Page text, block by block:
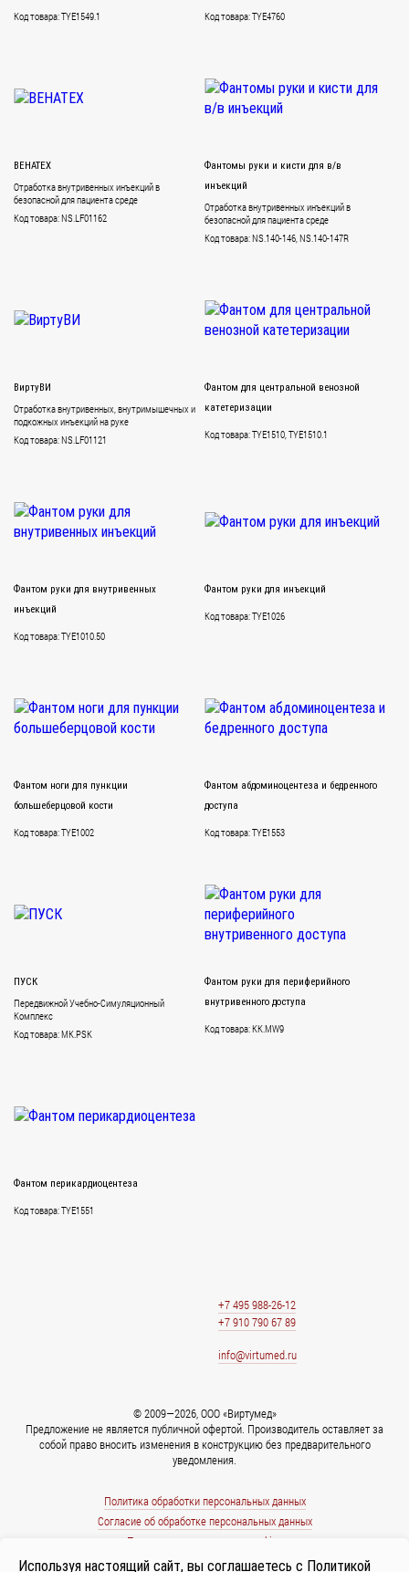
Код товара: TYE1549.1 Код товара: TYE4760
ВЕНАТЕХ
Отработка внутривенных инъекций в
безопасной для пациента среде
Код товара: NS.LF01162
Фантомы руки и кисти для в/в
инъекций
Отработка внутривенных инъекций в
безопасной для пациента среде
Код товара: NS.140-146, NS.140-147R
ВиртуВИ
Отработка внутривенных, внутримышечных и
подкожных инъекций на руке
Код товара: NS.LF01121
Фантом для центральной венозной
катетеризации
Код товара: TYE1510, TYE1510.1
Фантом руки для внутривенных
инъекций
Код товара: TYE1010.50
Фантом руки для инъекций
Код товара: TYE1026
Фантом ноги для пункции
большеберцовой кости
Код товара: TYE1002
Фантом абдоминоцентеза и бедренного
доступа
Код товара: TYE1553
ПУСК
Передвижной Учебно-Симуляционный
Комплекс
Код товара: MK.PSK
Фантом руки для периферийного
внутривенного доступа
Код товара: KK.MW9
Фантом перикардиоцентеза
Код товара: TYE1551
+7 495 988-26-12
+7 910 790 67 89
info@virtumed.ru
© 2009—2026, ООО «Виртумед»
Предложение не является публичной офертой. Производитель оставляет за
собой право вносить изменения в конструкцию без предварительного
уведомления.
Политика обработки персональных данных
Согласие об обработке персональных данных
Политика использования cookies
Используя настоящий сайт, вы соглашаетесь с Политикой